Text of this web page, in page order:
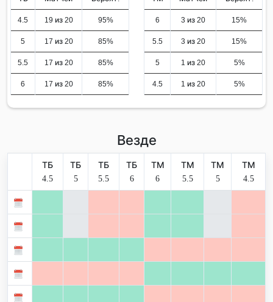
4.5 19 из 20 95%
5 17 из 20 85%
5.5 17 из 20 85%
6 17 из 20 85%
6 3 из 20 15%
5.5 3 из 20 15%
5 1 из 20 5%
4.5 1 из 20 5%
Везде
ТБ
4.5
ТБ
5
ТБ
5.5
ТБ
6
ТМ
6
ТМ
5.5
ТМ
5
ТМ
4.5